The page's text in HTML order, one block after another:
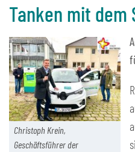
Tanken mit dem
Christoph Krein,
Geschäftsführer der